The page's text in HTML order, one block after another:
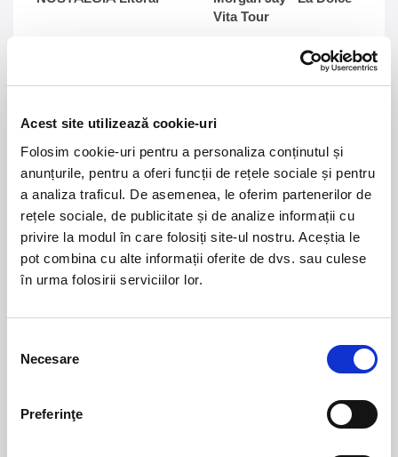
Acest site utilizează cookie-uri
Folosim cookie-uri pentru a personaliza conținutul și
anunțurile, pentru a oferi funcții de rețele sociale și pentru
a analiza traficul. De asemenea, le oferim partenerilor de
rețele sociale, de publicitate și de analize informații cu
privire la modul în care folosiți site-ul nostru. Aceștia le
pot combina cu alte informații oferite de dvs. sau culese
în urma folosirii serviciilor lor.
consimțământului
Necesare
Preferinţe
Vita Tour
Sala Palatului, Bucuresti
Summer Well 2026
Domeniul Stirbey Voda, Buftea
CLASSIC
Trends
1. Blackbriar - A Thousand Little Deaths Tour-
Blackbriar ajunge la București pe 27 septembrie,
pentru un concert la Quantic. Turneul promovează
Deaths, un material ce explorează teme precum
iubirea, pierderea și moartea prin imagini cinematice,
versuri captivante și puternice sonorități symphonic
2. 50 YEARS OF BONEY M
Pe 15 decembrie, la